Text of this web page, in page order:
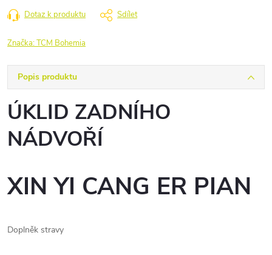
Dotaz k produktu Sdílet
Značka:TCM Bohemia
Popis produktu
ÚKLID ZADNÍHO
NÁDVOŘÍ
XIN YI CANG ER PIAN
Doplněk stravy